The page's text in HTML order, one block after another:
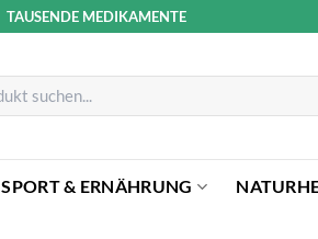
TAUSENDE MEDIKAMENTE
SPORT & ERNÄHRUNG